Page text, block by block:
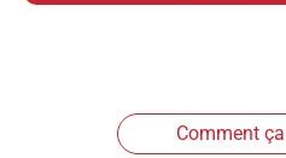
Comment